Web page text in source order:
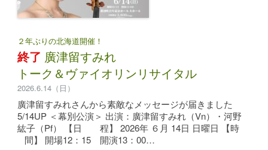
２年ぶりの北海道開催！
終了 廣津留すみれ
トーク＆ヴァイオリンリサイタル
2026.6.14（日）
廣津留すみれさんから素敵なメッセージが届きました
5/14UP ＜幕別公演＞ 出演：廣津留すみれ（Vn）・河野
紘子（Pf） 【日 程】 2026年 ６月 14日 日曜日 【時
間】 開場12：15 開演13：00…